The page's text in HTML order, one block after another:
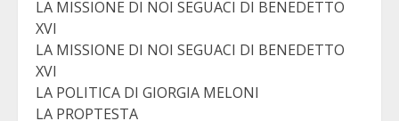
LA MISSIONE DI NOI SEGUACI DI BENEDETTO
XVI
LA MISSIONE DI NOI SEGUACI DI BENEDETTO
XVI
LA POLITICA DI GIORGIA MELONI
LA PROPTESTA